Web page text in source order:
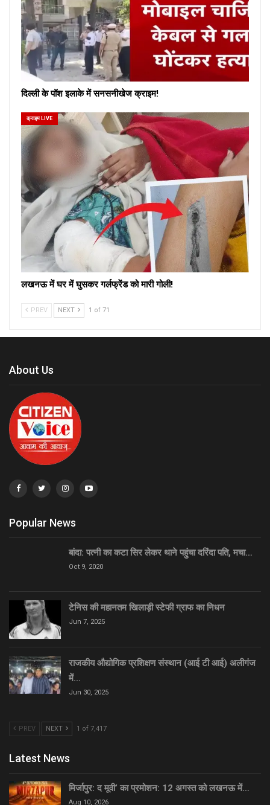
दिल्ली के पॉश इलाके में सनसनीखेज क्राइम!
क्राइम LIVE
लखनऊ में घर में घुसकर गर्लफ्रेंड को मारी गोली!
PREV NEXT 1 of 71
About Us
Popular News
बांदा: पत्नी का कटा सिर लेकर थाने पहुंचा दरिंदा पति, मचा…
Oct 9, 2020
टेनिस की महानतम खिलाड़ी स्टेफी ग्राफ का निधन
Jun 7, 2025
राजकीय औद्योगिक प्रशिक्षण संस्थान (आई टी आई) अलीगंज
में…
Jun 30, 2025
PREV NEXT 1 of 7,417
Latest News
मिर्जापुर: द मूवी’ का प्रमोशन: 12 अगस्त को लखनऊ में…
Aug 10, 2026